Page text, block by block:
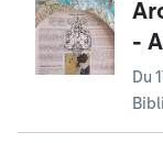
-
Du